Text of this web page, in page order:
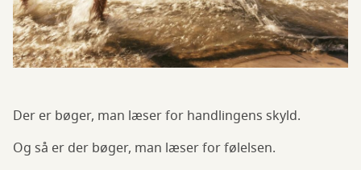
Der er bøger, man læser for handlingens skyld.
Og så er der bøger, man læser for følelsen.